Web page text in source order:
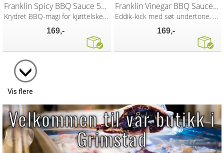
Franklin Spicy BBQ Sauce 510g
Krydret BBQ-magi for kjøttelskere
169,-
Franklin Vinegar BBQ Sauce 510g
Eddik-kick med søt undertone. BBQ!
169,-
Vis flere
Velkommen til vår butikk i
Grimstad